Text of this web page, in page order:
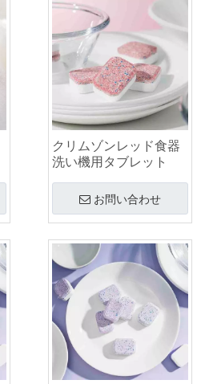
食器洗い機ポッドと粉末洗剤: 最適な洗剤を選択するための専門ガイド
高品質のランドリーカプセルを見分ける究極のガイド: 業界専門家の視点
持続可能なクリーニングの未来: 詰め替え店が包装されていない大量の洗濯洗剤シートを採用する理由
世界の業務用食器洗い機用洗剤サプライヤー トップ 6 (2026 年の OEM およびバイヤーズ ガイド)
ータブレットの選択
クリムゾンレッド食器
洗い機用タブレット
お問い合わせ